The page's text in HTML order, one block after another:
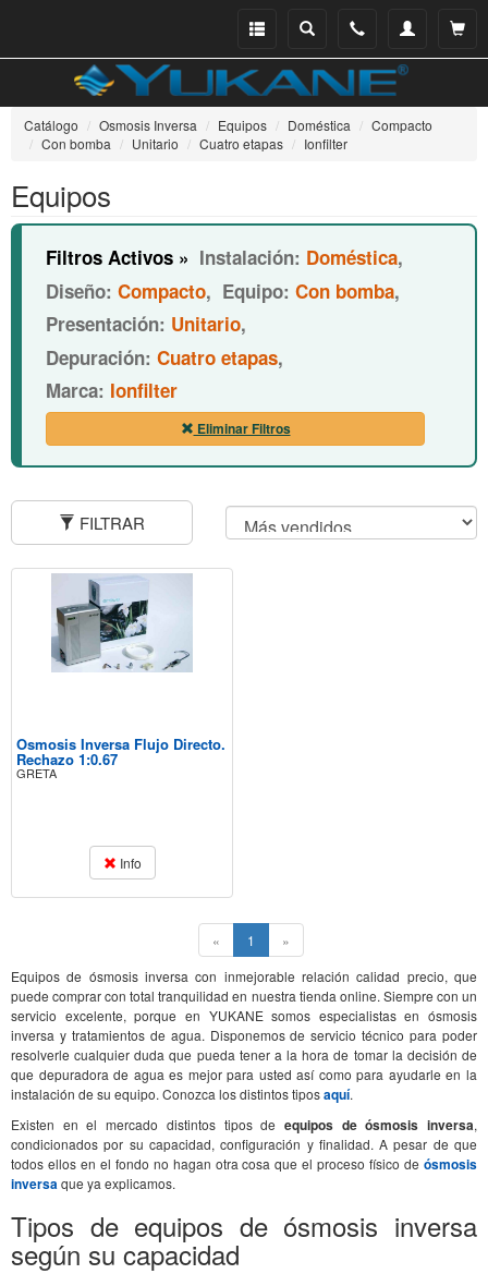
Ver
Mi
Teléfono
Buscar
Menu
Catálogo Osmosis Inversa Equipos Doméstica
Compacto
Con bomba
Unitario Cuatro etapas Ionfilter
Equipos
Filtros Activos » Instalación: Doméstica,
Diseño: Compacto, Equipo: Con bomba,
Presentación: Unitario,
Depuración: Cuatro etapas,
Marca: Ionfilter
Eliminar Filtros
FILTRAR
Osmosis Inversa Flujo Directo.
Rechazo 1:0.67
GRETA
Info
« 1 (current)
»
Equipos de ósmosis inversa con inmejorable relación calidad precio, que
puede comprar con total tranquilidad en nuestra tienda online. Siempre con un
servicio excelente, porque en YUKANE somos especialistas en ósmosis
inversa y tratamientos de agua. Disponemos de servicio técnico para poder
resolverle cualquier duda que pueda tener a la hora de tomar la decisión de
que depuradora de agua es mejor para usted así como para ayudarle en la
instalación de su equipo. Conozca los distintos tiposaquí.
Existen en el mercado distintos tipos de equipos de ósmosis inversa,
condicionados por su capacidad, configuración y finalidad. A pesar de que
todos ellos en el fondo no hagan otra cosa que el proceso físico de ósmosis
inversa que ya explicamos.
Tipos de equipos de ósmosis inversa
según su capacidad